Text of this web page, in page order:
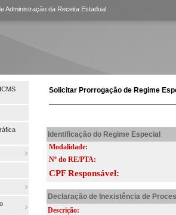
Administração da Receita Estadual
Solicitar Prorrogação de Regime
Identificação do Regime Especial
Modalidade:
Nº do RE/PTA:
CPF Responsável:
Declaração de Inexistência de
Descrição: